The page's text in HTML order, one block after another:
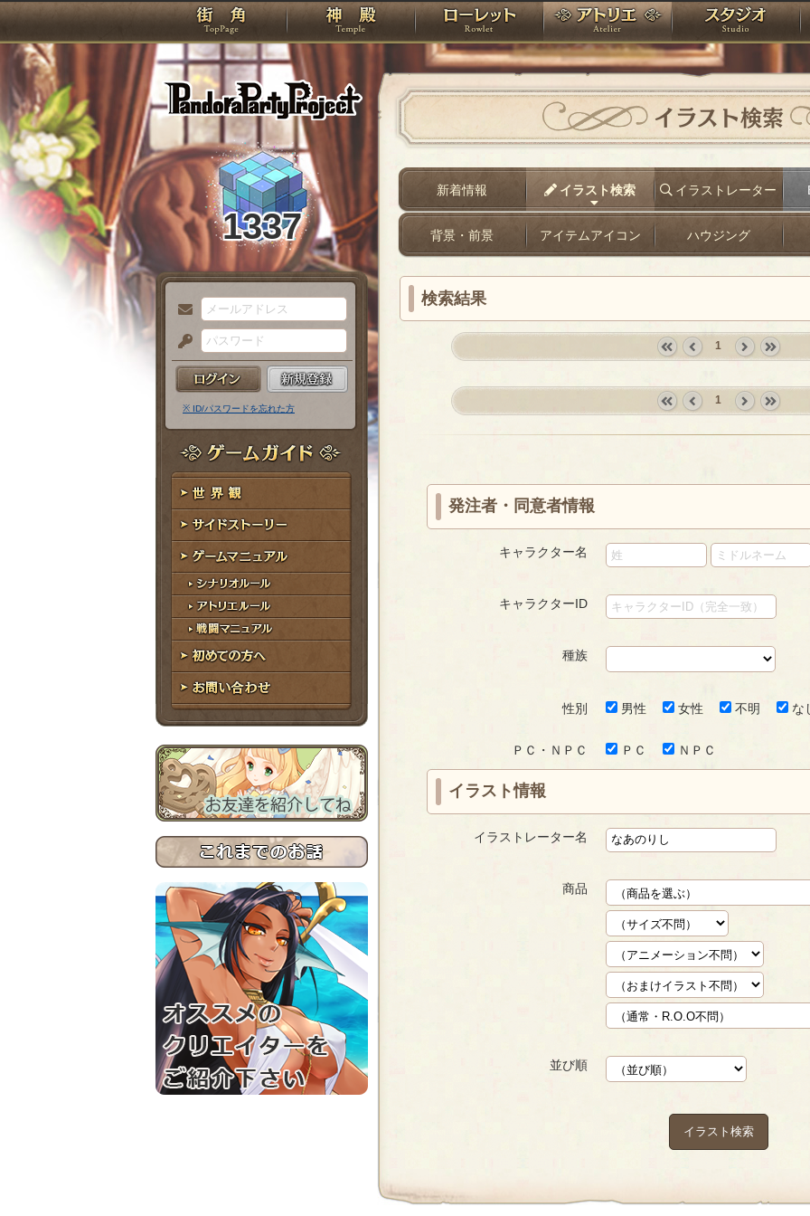
PandoraPartyProject
TOP 神殿 ローレット アトリエ
1337
メ
ー
ル
ア
ド
レ
ス
パ
ス
ー
ド
※ ID/パスワードを忘れた方
ゲームガイド
世界観
サイドストーリー
ゲームマニュアル
シナリオルール
アトリエルール
戦闘マニュアル
初めての方へ
お問い合わせ
イラスト検索
新着情報 イラスト検索 イラストレーター
背景・前景 アイテムアイコン ハウジング
検索結果
first prev
1
›
»
1
発注者・同意者情報
キャラクター名
キャラクターID
種族
性別 男性 女性 不明 な
ＰＣ・ＮＰＣ ＰＣ ＮＰＣ
イラスト情報
イラストレーター名
商品
並び順
イラスト検索